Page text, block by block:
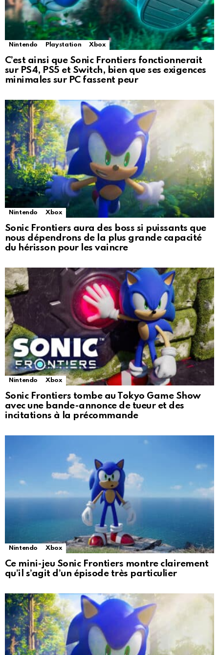
Nintendo Playstation Xbox
C’est ainsi que Sonic Frontiers fonctionnerait
sur PS4, PS5 et Switch, bien que ses exigences
minimales sur PC fassent peur
Nintendo Xbox
Sonic Frontiers aura des boss si puissants que
nous dépendrons de la plus grande capacité
du hérisson pour les vaincre
Nintendo Xbox
Sonic Frontiers tombe au Tokyo Game Show
avec une bande-annonce de tueur et des
incitations à la précommande
Nintendo Xbox
Ce mini-jeu Sonic Frontiers montre clairement
qu’il s’agit d’un épisode très particulier